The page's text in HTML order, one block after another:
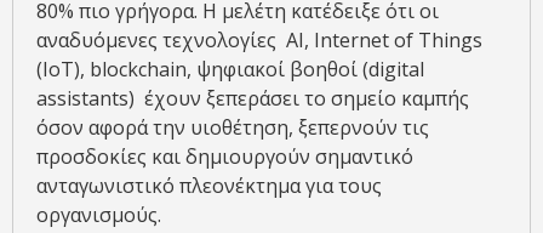
80% πιο γρήγορα. Η μελέτη κατέδειξε ότι οι
αναδυόμενες τεχνολογίες  AI, Internet of Things
(IoT), blockchain, ψηφιακοί βοηθοί (digital
assistants)  έχουν ξεπεράσει το σημείο καμπής
όσον αφορά την υιοθέτηση, ξεπερνούν τις
προσδοκίες και δημιουργούν σημαντικό
ανταγωνιστικό πλεονέκτημα για τους
οργανισμούς.